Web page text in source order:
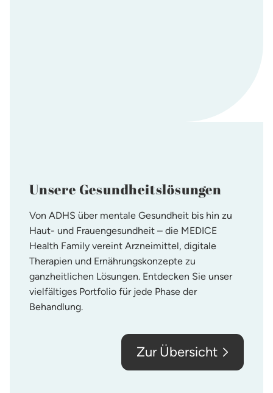
Unsere Gesundheitslösungen
Von ADHS über mentale Gesundheit bis hin zu
Haut- und Frauengesundheit – die MEDICE
Health Family vereint Arzneimittel, digitale
Therapien und Ernährungskonzepte zu
ganzheitlichen Lösungen. Entdecken Sie unser
vielfältiges Portfolio für jede Phase der
Behandlung.
Zur Übersicht